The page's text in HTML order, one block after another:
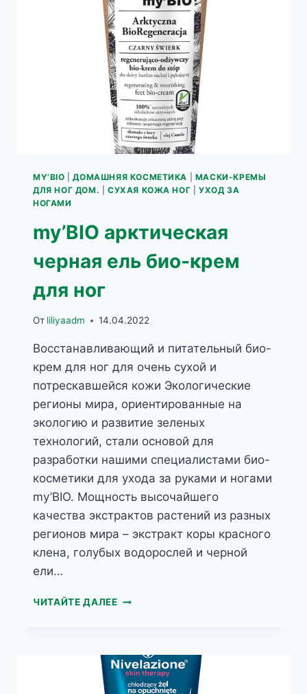
НОГ
MY’BIO |ДОМАШНЯЯ КОСМЕТИКА
МАСКИ-КРЕМЫ
ДЛЯ НОГ ДОМ.
СУХАЯ КОЖА НОГ |УХОД ЗА
НОГАМИ
my’BIO арктическая
черная ель био-крем
для ног
От liliyaadm 14.04.2022
Восстанавливающий и питательный био-
крем для ног для очень сухой и
потрескавшейся кожи Экологические
регионы мира, ориентированные на
экологию и развитие зеленых
технологий, стали основой для
разработки нашими специалистами био-
косметики для ухода за руками и ногами
my’BIO. Мощность высочайшего
качества экстрактов растений из разных
регионов мира – экстракт коры красного
клена, голубых водорослей и черной
ели…
ЧИТАЙТЕ ДАЛЕЕMY’BIO
БИО-
КРЕМ
ДЛЯ